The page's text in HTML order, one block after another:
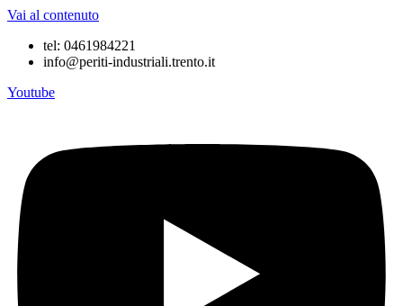
Vai al contenuto
tel: 0461984221
info@periti-industriali.trento.it
Youtube